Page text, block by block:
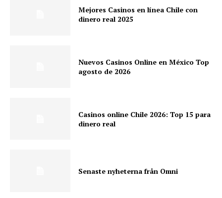
Mejores Casinos en línea Chile con
dinero real 2025
Nuevos Casinos Online en México Top
agosto de 2026
Casinos online Chile 2026: Top 15 para
dinero real
Senaste nyheterna från Omni